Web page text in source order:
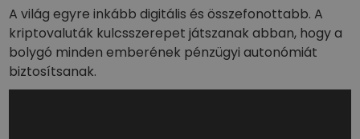
A világ egyre inkább digitális és összefonottabb. A
kriptovaluták kulcsszerepet játszanak abban, hogy a
bolygó minden emberének pénzügyi autonómiát
biztosítsanak.